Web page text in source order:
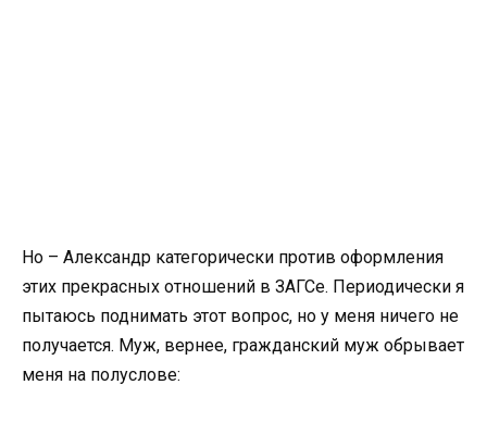
Но – Александр категорически против оформления
этих прекрасных отношений в ЗАГСе. Периодически я
пытаюсь поднимать этот вопрос, но у меня ничего не
получается. Муж, вернее, гражданский муж обрывает
меня на полуслове: